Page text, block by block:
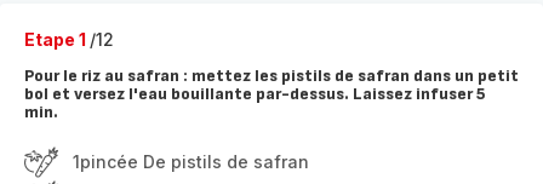
Etape 1 /12
Pour le riz au safran : mettez les pistils de safran dans un petit
bol et versez l'eau bouillante par-dessus. Laissez infuser 5
min.
1pincée De pistils de safran